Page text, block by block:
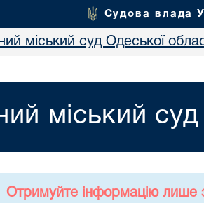
Судова влада
міський суд Одеської
міський
Отримуйте інформацію лише